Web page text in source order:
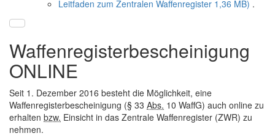
Leitfaden zum Zentralen Waffenregister 1,36 MB) .
Waffenregisterbescheinigung
ONLINE
Seit 1. Dezember 2016 besteht die Möglichkeit, eine
Waffenregisterbescheinigung (§ 33 Abs. 10 WaffG) auch online zu
erhalten bzw. Einsicht in das Zentrale Waffenregister (ZWR) zu
nehmen.